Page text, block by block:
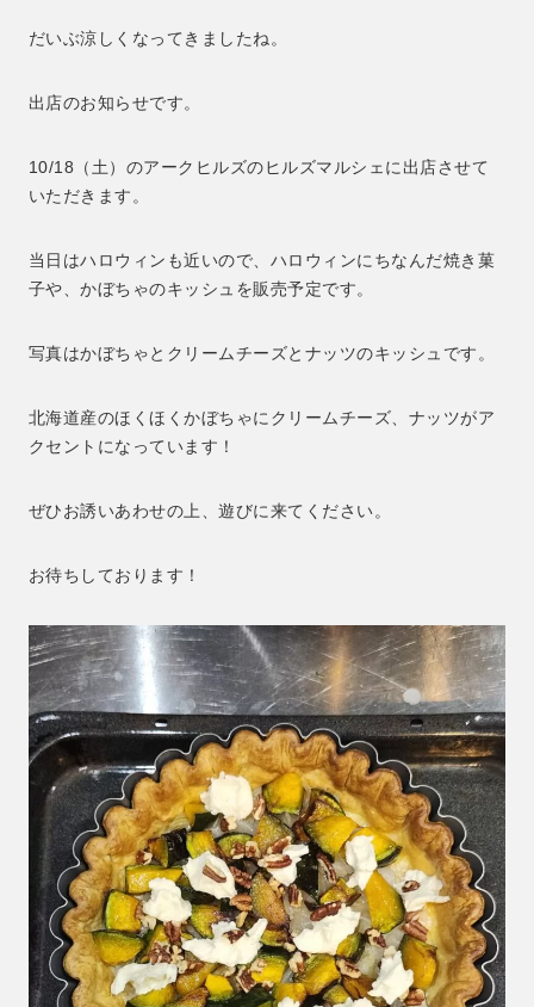
だいぶ涼しくなってきましたね。
出店のお知らせです。
10/18（土）のアークヒルズのヒルズマルシェに出店させて
いただきます。
当日はハロウィンも近いので、ハロウィンにちなんだ焼き菓
子や、かぼちゃのキッシュを販売予定です。
写真はかぼちゃとクリームチーズとナッツのキッシュです。
北海道産のほくほくかぼちゃにクリームチーズ、ナッツがア
クセントになっています！
ぜひお誘いあわせの上、遊びに来てください。
お待ちしております！